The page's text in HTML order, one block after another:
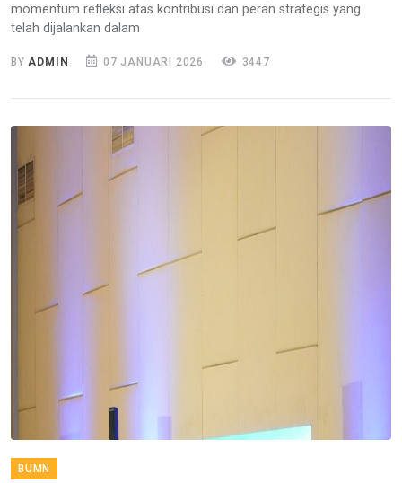
momentum refleksi atas kontribusi dan peran strategis yang
telah dijalankan dalam
BY ADMIN 07 JANUARI 2026 3447
BUMN